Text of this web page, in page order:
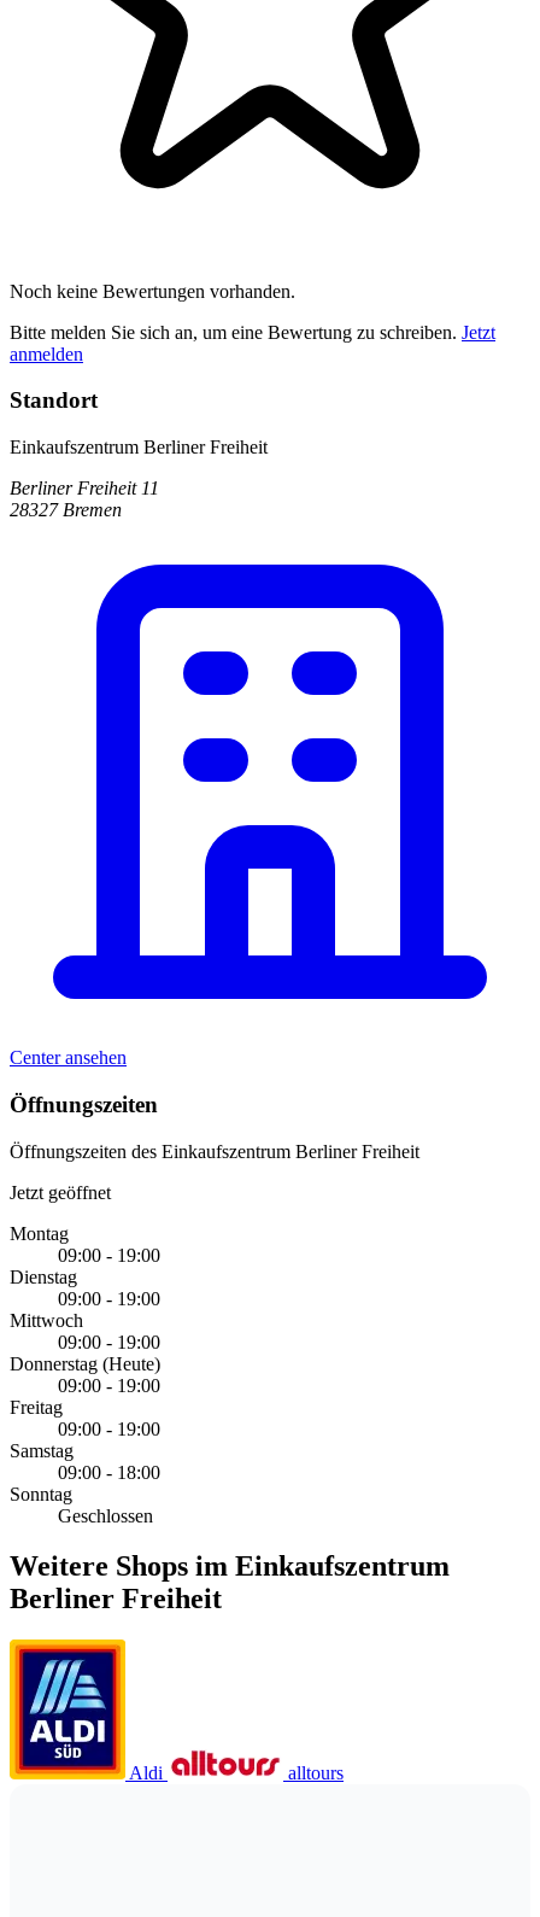
Noch keine Bewertungen vorhanden.
Bitte melden Sie sich an, um eine Bewertung zu schreiben. Jetzt
anmelden
Standort
Einkaufszentrum Berliner Freiheit
Berliner Freiheit 11
28327 Bremen
Center ansehen
Öffnungszeiten
Öffnungszeiten des Einkaufszentrum Berliner Freiheit
Jetzt geöffnet
Montag
09:00 - 19:00
Dienstag
09:00 - 19:00
Mittwoch
09:00 - 19:00
Donnerstag (Heute)
09:00 - 19:00
Freitag
09:00 - 19:00
Samstag
09:00 - 18:00
Sonntag
Geschlossen
Weitere Shops im Einkaufszentrum
Berliner Freiheit
Aldi alltours